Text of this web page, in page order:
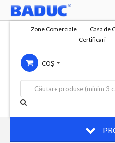
Compania
Servicii
Productie
Contact
Zone Comerciale Casa de
Certificari
COȘ